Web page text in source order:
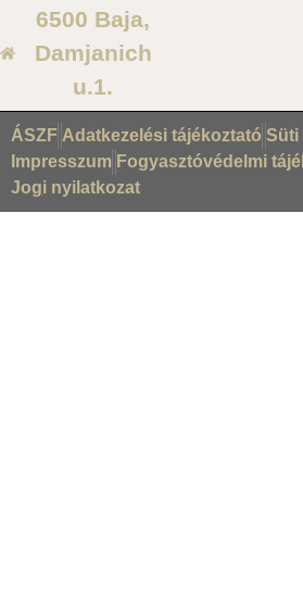
6500 Baja,
Damjanich
u.1.
ÁSZF Adatkezelési tájékoztató Süti
Impresszum Fogyasztóvédelmi
Jogi nyilatkozat